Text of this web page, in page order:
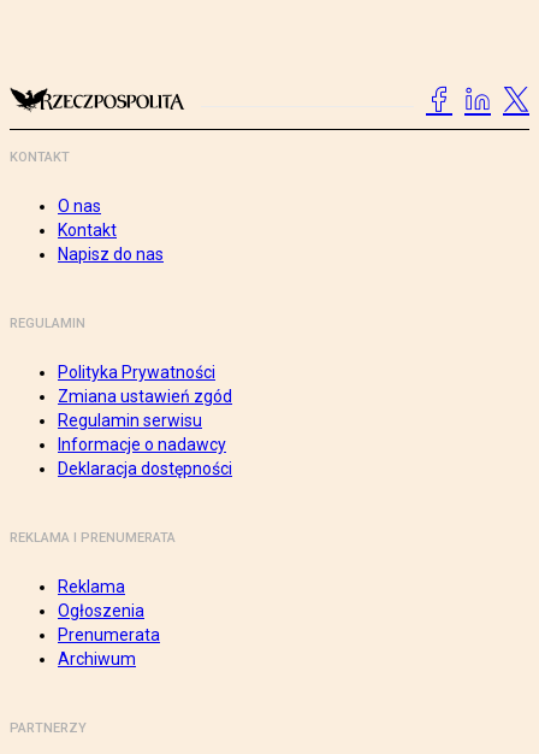
KONTAKT
O nas
Kontakt
Napisz do nas
REGULAMIN
Polityka Prywatności
Zmiana ustawień zgód
Regulamin serwisu
Informacje o nadawcy
Deklaracja dostępności
REKLAMA I PRENUMERATA
Reklama
Ogłoszenia
Prenumerata
Archiwum
PARTNERZY